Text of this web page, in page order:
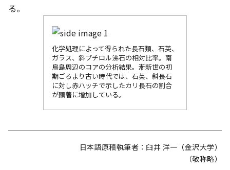
化学処理によって得られた長石類、石英、
ガラス、斜プチロル沸石の相対比率。南
鳥島周辺のコアの分析結果。漸新世の初
期ごろより古い時代では、石英、斜長石
に対し赤ハッチで示したカリ長石の割合
が顕著に増加している。
る。
日本語原稿執筆者：臼井 洋一（金沢大学）
（敬称略）